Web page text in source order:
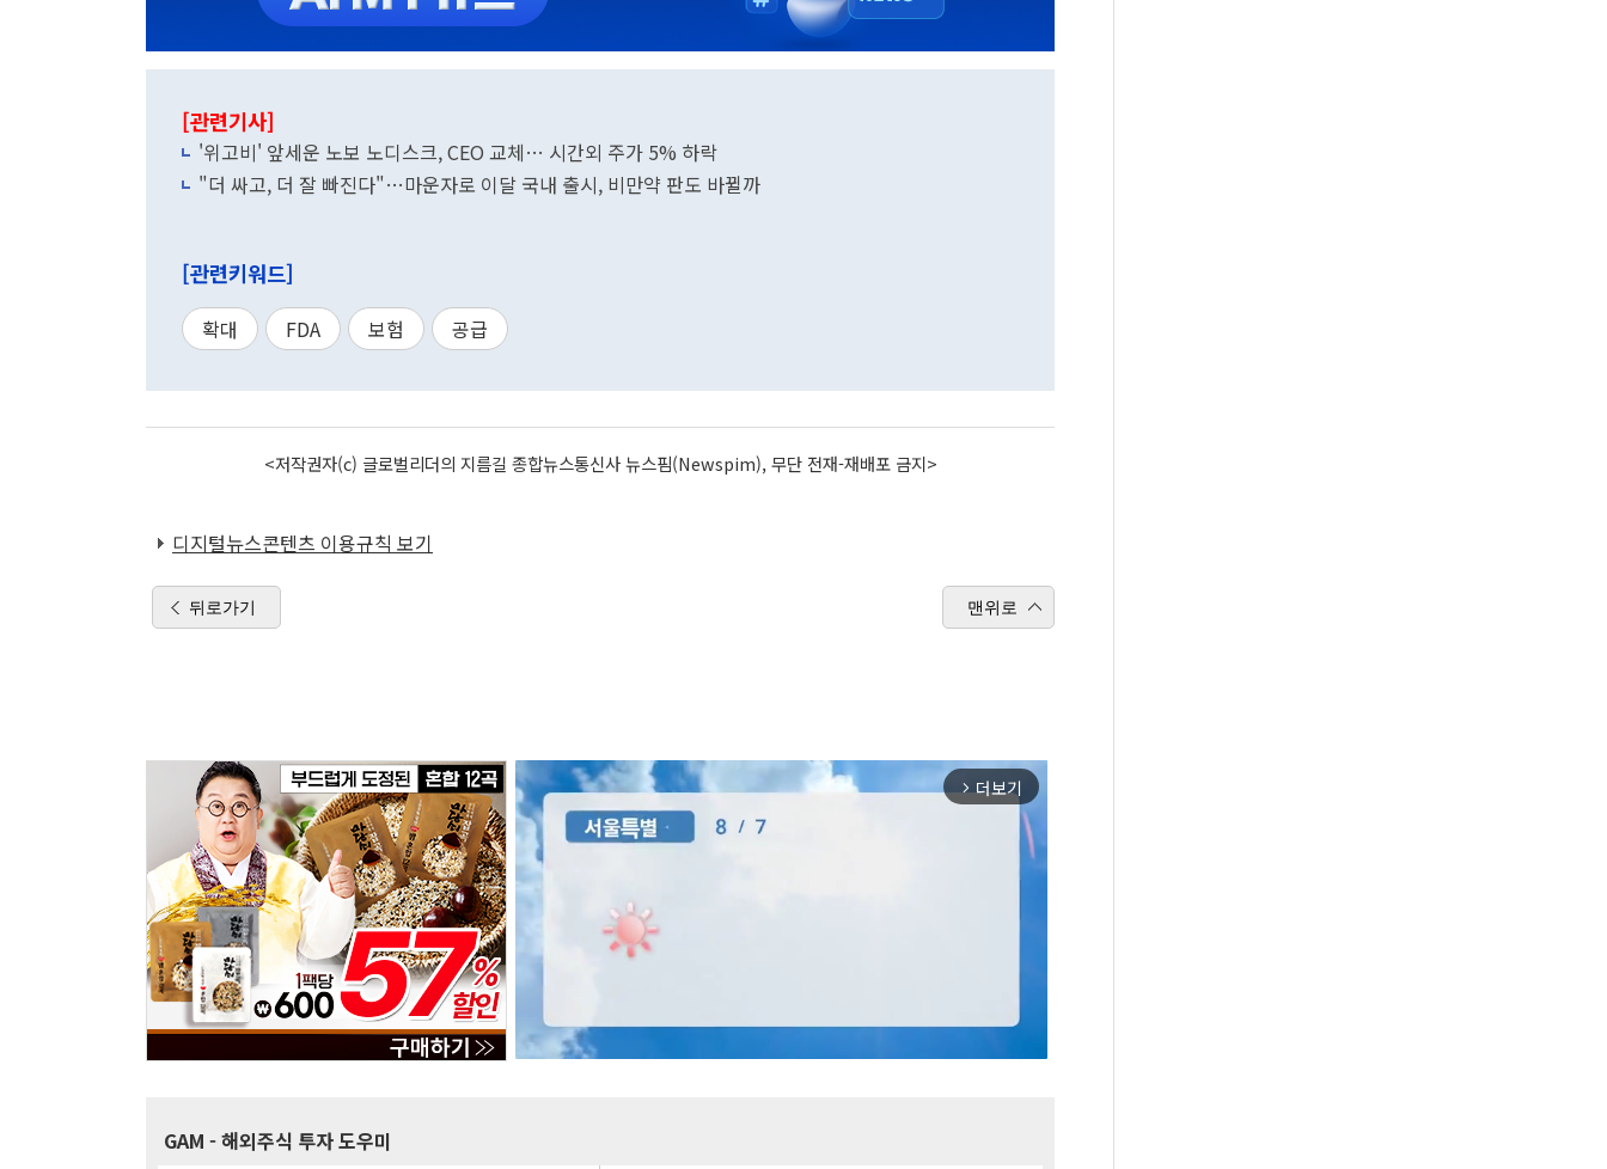
[관련기사]
'위고비' 앞세운 노보 노디스크, CEO 교체… 시간외 주가 5% 하락
"더 싸고, 더 잘 빠진다"…마운자로 이달 국내 출시, 비만약 판도 바뀔까
[관련키워드]
확대 FDA 보험 공급
<저작권자(c) 글로벌리더의 지름길 종합뉴스통신사 뉴스핌(Newspim), 무단 전재-재배포 금지>
디지털뉴스콘텐츠 이용규칙 보기
뒤로가기 맨위로
arrow_forward_ios 더보기
GAM - 해외주식 투자 도우미